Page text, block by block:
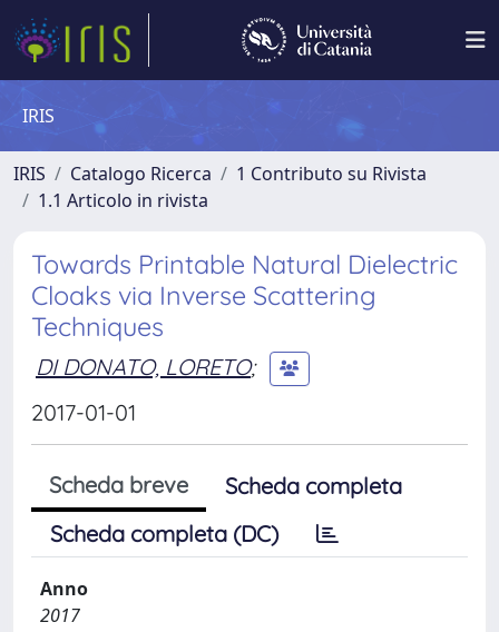
IRIS
IRIS Catalogo Ricerca
1 Contributo su Rivista
1.1 Articolo in rivista
Towards Printable Natural Dielectric
Cloaks via Inverse Scattering
Techniques
DI DONATO, LORETO;
2017-01-01
Scheda breve
Scheda completa
Scheda completa (DC)
Anno
2017